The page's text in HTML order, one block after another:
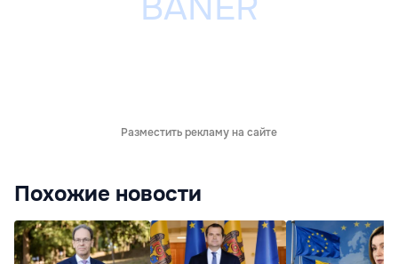
Разместить рекламу на сайте
Похожие новости